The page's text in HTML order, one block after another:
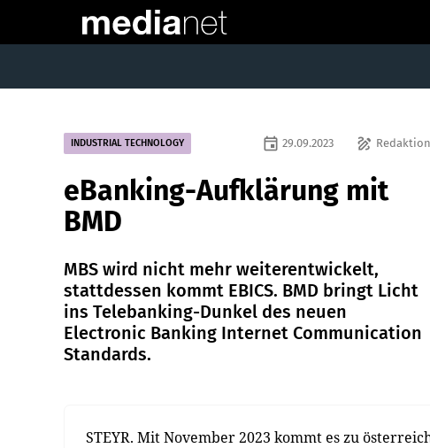
INDUSTRIAL TECHNOLOGY draw Redaktion
event 29.09.2023
eBanking-Aufklärung mit
BMD
MBS wird nicht mehr weiterentwickelt,
stattdessen kommt EBICS. BMD bringt Licht
ins Telebanking-Dunkel des neuen
Electronic Banking Internet Communication
Standards.
STEYR. Mit November 2023 kommt es zu